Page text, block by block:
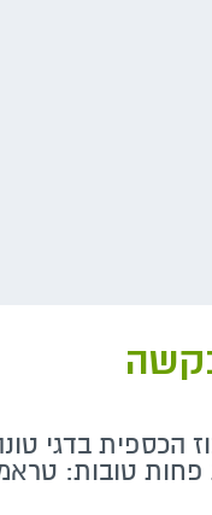
הכספית בדגי
טובות: